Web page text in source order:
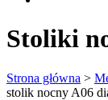
Stoliki
Strona główna >
stolik nocny A06